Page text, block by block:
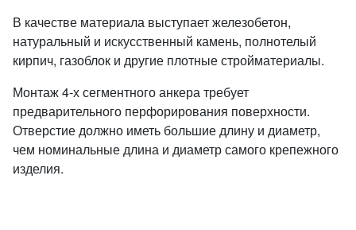
В качестве материала выступает железобетон,
натуральный и искусственный камень, полнотелый
кирпич, газоблок и другие плотные стройматериалы.
Монтаж 4-х сегментного анкера требует
предварительного перфорирования поверхности.
Отверстие должно иметь большие длину и диаметр,
чем номинальные длина и диаметр самого крепежного
изделия.